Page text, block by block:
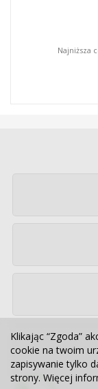
Najniższa
Klikając “Zgoda”
cookie na twoim
zapisywanie tylko
strony. Więcej